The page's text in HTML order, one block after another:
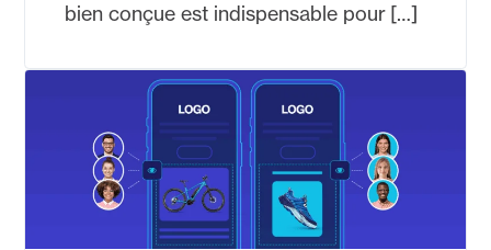
bien conçue est indispensable pour […]